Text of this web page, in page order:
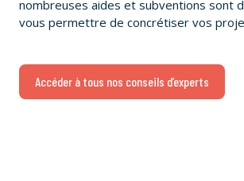
Accéder à tous nos conseils d’experts
nombreuses aides et subventions sont
vous permettre de concrétiser vos